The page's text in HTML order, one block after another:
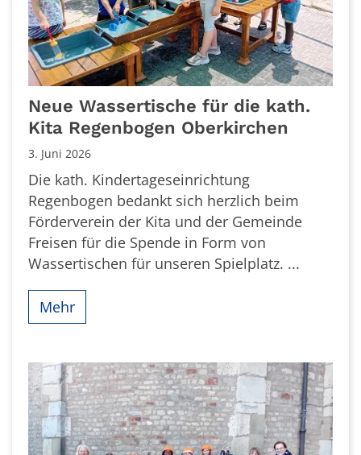
Neue Wassertische für die kath.
Kita Regenbogen Oberkirchen
3. Juni 2026
Die kath. Kindertageseinrichtung
Regenbogen bedankt sich herzlich beim
Förderverein der Kita und der Gemeinde
Freisen für die Spende in Form von
Wassertischen für unseren Spielplatz. ...
Mehr